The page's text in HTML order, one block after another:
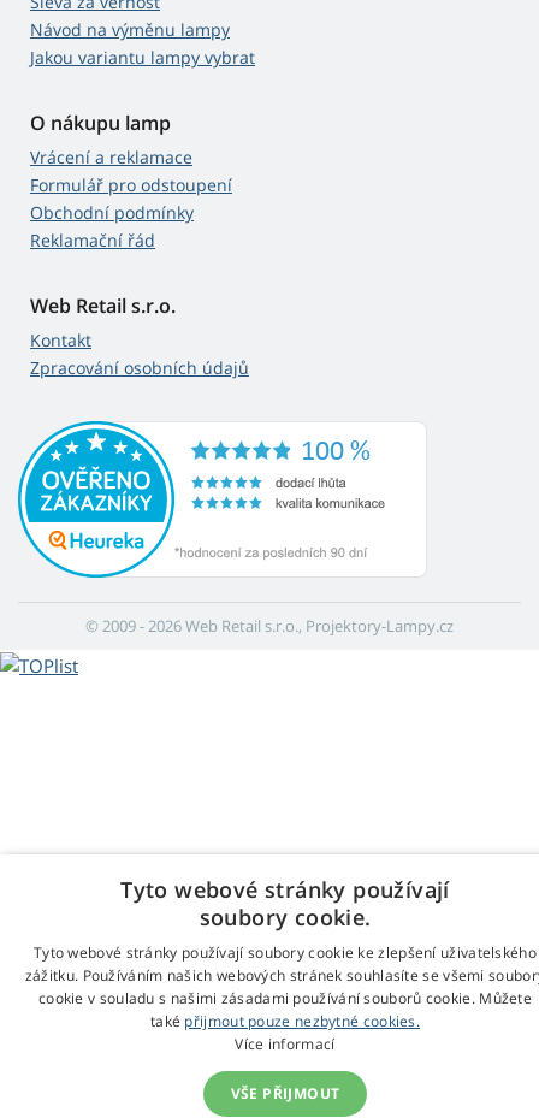
Návod na výměnu lampy
Jakou variantu lampy vybrat
O nákupu lamp
Vrácení a reklamace
Formulář pro odstoupení
Obchodní podmínky
Reklamační řád
Web Retail s.r.o.
Kontakt
Zpracování osobních údajů
© 2009 - 2026 Web Retail s.r.o., Projektory-Lampy.cz
Tyto webové stránky používají
soubory cookie.
Tyto webové stránky používají soubory cookie ke zlepšení uživatelského
zážitku. Používáním našich webových stránek souhlasíte se všemi
cookie v souladu s našimi zásadami používání souborů cookie. Můžete
také přijmout pouze nezbytné cookies.
Více informací
VŠE PŘIJMOUT